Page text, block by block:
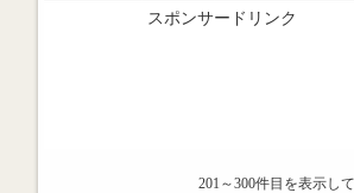
スポンサードリンク
201～300件目を表示して